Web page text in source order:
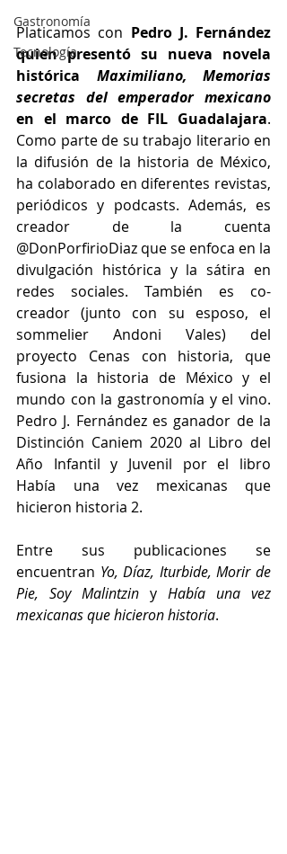
Gastronomía
Tecnología
Platicamos con Pedro J. Fernández
quien presentó su nueva novela
histórica Maximiliano, Memorias
secretas del emperador mexicano
en el marco de FIL Guadalajara.
Como parte de su trabajo literario en
la difusión de la historia de México,
ha colaborado en diferentes revistas,
periódicos y podcasts. Además, es
creador de la cuenta
@DonPorfirioDiaz que se enfoca en la
divulgación histórica y la sátira en
redes sociales. También es co-
creador (junto con su esposo, el
sommelier Andoni Vales) del
proyecto Cenas con historia, que
fusiona la historia de México y el
mundo con la gastronomía y el vino.
Pedro J. Fernández es ganador de la
Distinción Caniem 2020 al Libro del
Año Infantil y Juvenil por el libro
Había una vez mexicanas que
hicieron historia 2.
Entre sus publicaciones se
encuentran Yo, Díaz, Iturbide, Morir de
Pie, Soy Malintzin y Había una vez
mexicanas que hicieron historia.